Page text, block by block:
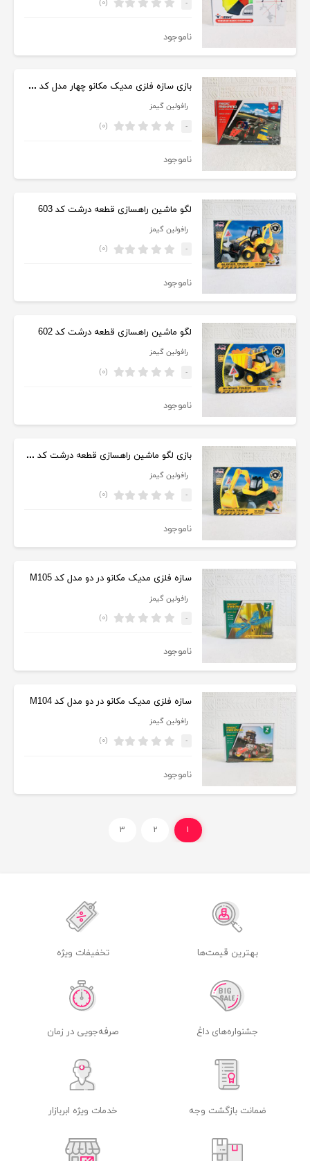
- (۰)
ناموجود
بازی سازه فلزی مدیک مکانو چهار مدل کد M204
رافولین گیمز
- (۰)
ناموجود
لگو ماشین راهسازی قطعه درشت کد 603
رافولین گیمز
- (۰)
ناموجود
لگو ماشین راهسازی قطعه درشت کد 602
رافولین گیمز
- (۰)
ناموجود
بازی لگو ماشین راهسازی قطعه درشت کد 601
رافولین گیمز
- (۰)
ناموجود
سازه فلزی مدیک مکانو در دو مدل کد M105
رافولین گیمز
- (۰)
ناموجود
سازه فلزی مدیک مکانو در دو مدل کد M104
رافولین گیمز
- (۰)
ناموجود
۱ ۲ ۳
بهترین قیمت‌ها تخفیفات ویژه
جشنواره‌های داغ صرفه‌جویی در زمان
ضمانت بازگشت وجه خدمات ویژه ابربازار